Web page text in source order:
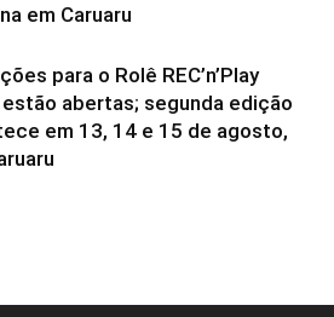
em Caruaru
para o Rolê REC’n’Play
abertas; segunda edição
em 13, 14 e 15 de agosto,